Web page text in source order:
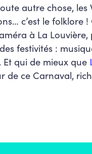
autre chose, les
c’est le folklore !
à La Louvière,
festivités :
qui de mieux que
ce Carnaval,